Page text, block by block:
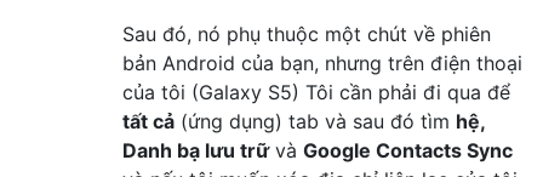
Sau đó, nó phụ thuộc một chút về phiên
bản Android của bạn, nhưng trên điện thoại
của tôi (Galaxy S5) Tôi cần phải đi qua để
tất cả (ứng dụng) tab và sau đó tìm hệ,
Danh bạ lưu trữvà Google Contacts Sync